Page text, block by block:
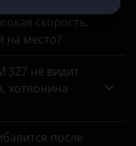
скорость.
на место?
327 не видит
хотяонина
после